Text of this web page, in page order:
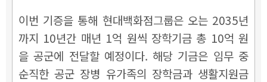
이번 기증을 통해 현대백화점그룹은 오는 2035년
까지 10년간 매년 1억 원씩 장학기금 총 10억 원
을 공군에 전달할 예정이다. 해당 기금은 임무 중
순직한 공군 장병 유가족의 장학금과 생활지원금